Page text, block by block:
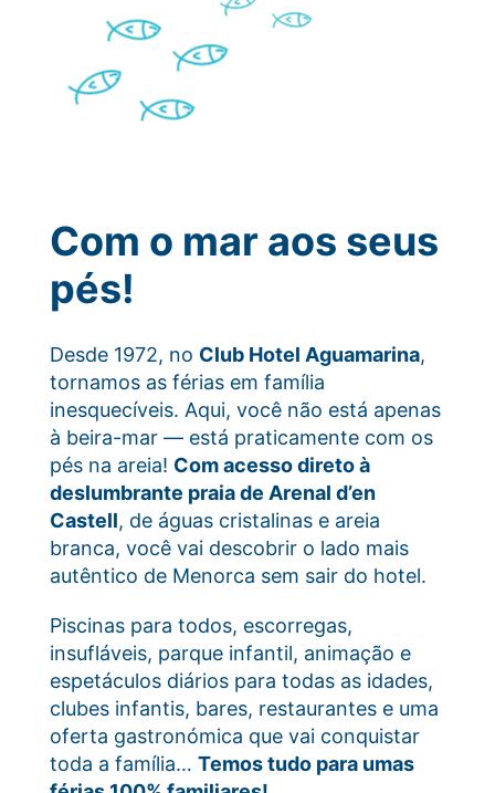
Com o mar aos seus
pés!
Desde 1972, no Club Hotel Aguamarina,
tornamos as férias em família
inesquecíveis. Aqui, você não está apenas
à beira-mar — está praticamente com os
pés na areia! Com acesso direto à
deslumbrante praia de Arenal d’en
Castell, de águas cristalinas e areia
branca, você vai descobrir o lado mais
autêntico de Menorca sem sair do hotel.
Piscinas para todos, escorregas,
insufláveis, parque infantil, animação e
espetáculos diários para todas as idades,
clubes infantis, bares, restaurantes e uma
oferta gastronómica que vai conquistar
toda a família… Temos tudo para umas